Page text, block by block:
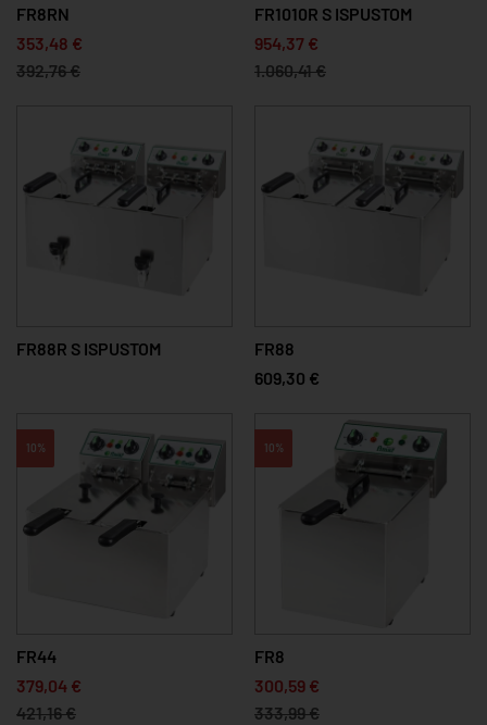
FR8RN
353,48 €
392,76 €
FR1010R S ISPUSTOM
954,37 €
1.060,41 €
FR88R S ISPUSTOM
FR88
609,30 €
10%
FR44
379,04 €
421,16 €
10%
FR8
300,59 €
333,99 €